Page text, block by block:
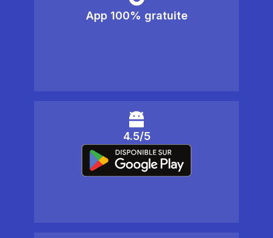
App 100% gratuite
4.5/5